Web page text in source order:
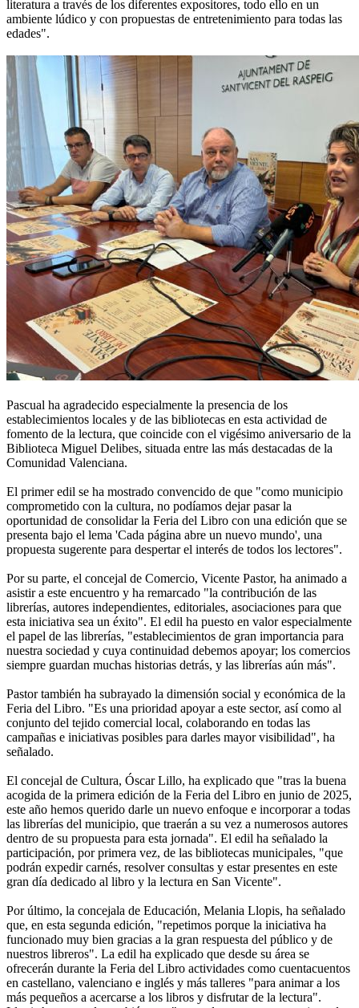
literatura a través de los diferentes expositores, todo ello en un
ambiente lúdico y con propuestas de entretenimiento para todas las
edades".
Pascual ha agradecido especialmente la presencia de los
establecimientos locales y de las bibliotecas en esta actividad de
fomento de la lectura, que coincide con el vigésimo aniversario de la
Biblioteca Miguel Delibes, situada entre las más destacadas de la
Comunidad Valenciana.
El primer edil se ha mostrado convencido de que "como municipio
comprometido con la cultura, no podíamos dejar pasar la
oportunidad de consolidar la Feria del Libro con una edición que se
presenta bajo el lema 'Cada página abre un nuevo mundo', una
propuesta sugerente para despertar el interés de todos los lectores".
Por su parte, el concejal de Comercio, Vicente Pastor, ha animado a
asistir a este encuentro y ha remarcado "la contribución de las
librerías, autores independientes, editoriales, asociaciones para que
esta iniciativa sea un éxito". El edil ha puesto en valor especialmente
el papel de las librerías, "establecimientos de gran importancia para
nuestra sociedad y cuya continuidad debemos apoyar; los comercios
siempre guardan muchas historias detrás, y las librerías aún más".
Pastor también ha subrayado la dimensión social y económica de la
Feria del Libro. "Es una prioridad apoyar a este sector, así como al
conjunto del tejido comercial local, colaborando en todas las
campañas e iniciativas posibles para darles mayor visibilidad", ha
señalado.
El concejal de Cultura, Óscar Lillo, ha explicado que "tras la buena
acogida de la primera edición de la Feria del Libro en junio de 2025,
este año hemos querido darle un nuevo enfoque e incorporar a todas
las librerías del municipio, que traerán a su vez a numerosos autores
dentro de su propuesta para esta jornada". El edil ha señalado la
participación, por primera vez, de las bibliotecas municipales, "que
podrán expedir carnés, resolver consultas y estar presentes en este
gran día dedicado al libro y la lectura en San Vicente".
Por último, la concejala de Educación, Melania Llopis, ha señalado
que, en esta segunda edición, "repetimos porque la iniciativa ha
funcionado muy bien gracias a la gran respuesta del público y de
nuestros libreros". La edil ha explicado que desde su área se
ofrecerán durante la Feria del Libro actividades como cuentacuentos
en castellano, valenciano e inglés y más talleres "para animar a los
más pequeños a acercarse a los libros y disfrutar de la lectura".